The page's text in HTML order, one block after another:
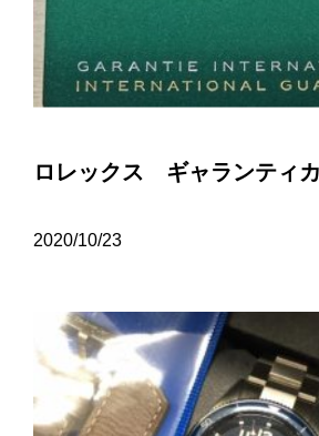
ロレックス ギャランティ
2020/10/23